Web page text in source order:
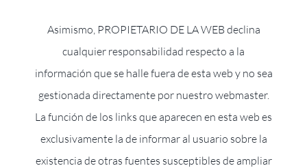
Asimismo, PROPIETARIO DE LA WEB declina
cualquier responsabilidad respecto a la
información que se halle fuera de esta web y no sea
gestionada directamente por nuestro webmaster.
La función de los links que aparecen en esta web es
exclusivamente la de informar al usuario sobre la
existencia de otras fuentes susceptibles de ampliar